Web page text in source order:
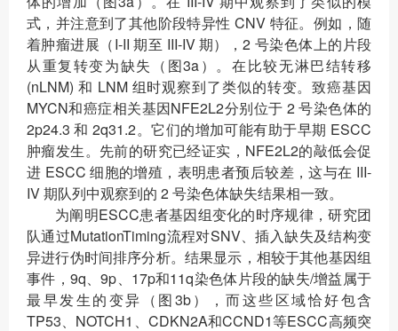
式，并注意到了其他阶段特异性 CNV 特征。例如，随
着肿瘤进展（I-II 期至 III-IV 期），2 号染色体上的片段
从重复转变为缺失（图3a）。在比较无淋巴结转移
(nLNM) 和 LNM 组时观察到了类似的转变。致癌基因
MYCN和癌症相关基因NFE2L2分别位于 2 号染色体的
2p24.3 和 2q31.2。它们的增加可能有助于早期 ESCC
肿瘤发生。先前的研究已经证实，NFE2L2的敲低会促
进 ESCC 细胞的增殖，表明患者预后较差，这与在 III-
IV 期队列中观察到的 2 号染色体缺失结果相一致。
为阐明ESCC患者基因组变化的时序规律，研究团
队通过MutationTiming流程对SNV、插入缺失及结构变
异进行伪时间排序分析。结果显示，相较于其他基因组
事件，9q、9p、17p和11q染色体片段的缺失/增益属于
最早发生的变异（图3b），而这些区域恰好包含
TP53、NOTCH1、CDKN2A和CCND1等ESCC高频突